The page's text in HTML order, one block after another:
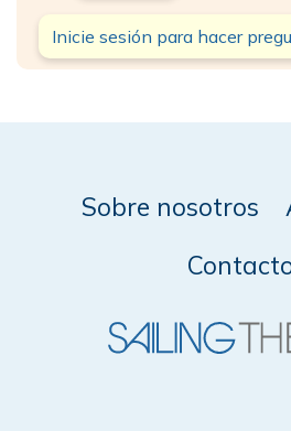
Inicie sesión para hacer
Sobre nosotros